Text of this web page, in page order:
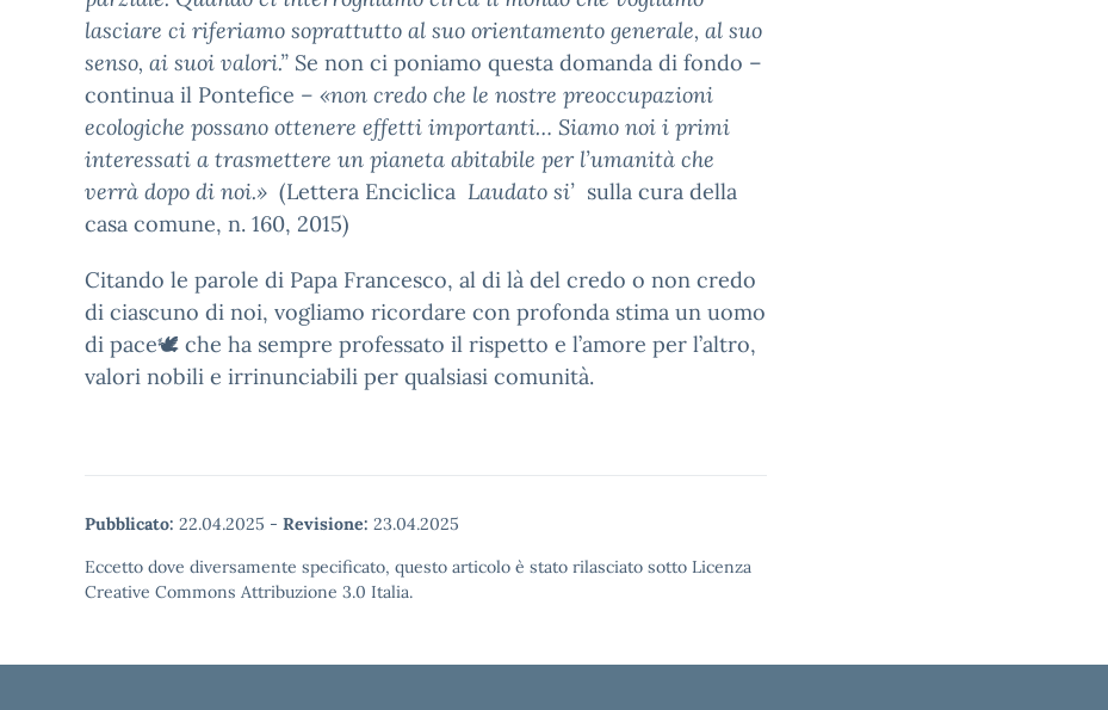
lasciare ci riferiamo soprattutto al suo orientamento generale, al suo
senso, ai suoi valori.” Se non ci poniamo questa domanda di fondo –
continua il Pontefice – «non credo che le nostre preoccupazioni
ecologiche possano ottenere effetti importanti… Siamo noi i primi
interessati a trasmettere un pianeta abitabile per l’umanità che
verrà dopo di noi.» (Lettera Enciclica Laudato si’ sulla cura della
casa comune, n. 160, 2015)
Citando le parole di Papa Francesco, al di là del credo o non credo
di ciascuno di noi, vogliamo ricordare con profonda stima un uomo
di pace🕊 che ha sempre professato il rispetto e l’amore per l’altro,
valori nobili e irrinunciabili per qualsiasi comunità.
Pubblicato: 22.04.2025 - Revisione: 23.04.2025
Eccetto dove diversamente specificato, questo articolo è stato rilasciato sotto Licenza
Creative Commons Attribuzione 3.0 Italia.